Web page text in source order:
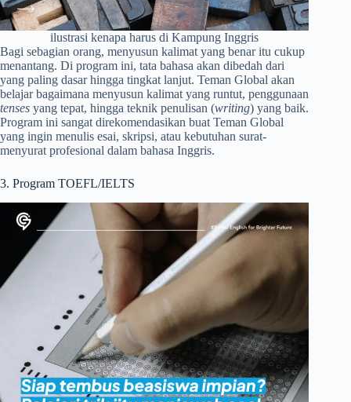
ilustrasi kenapa harus di Kampung Inggris
Bagi sebagian orang, menyusun kalimat yang benar itu cukup
menantang. Di program ini, tata bahasa akan dibedah dari
yang paling dasar hingga tingkat lanjut. Teman Global akan
belajar bagaimana menyusun kalimat yang runtut, penggunaan
tenses yang tepat, hingga teknik penulisan (writing) yang baik.
Program ini sangat direkomendasikan buat Teman Global
yang ingin menulis esai, skripsi, atau kebutuhan surat-
menyurat profesional dalam bahasa Inggris.
3. Program TOEFL/IELTS